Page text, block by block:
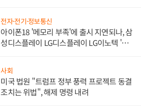
전자·전기·정보통신
아이폰18 '메모리 부족'에 출시 지연되나, 삼
성디스플레이 LG디스플레이 LG이노텍 '탈
사회
미국 법원 "트럼프 정부 풍력 프로젝트 동결
조치는 위법", 해제 명령 내려